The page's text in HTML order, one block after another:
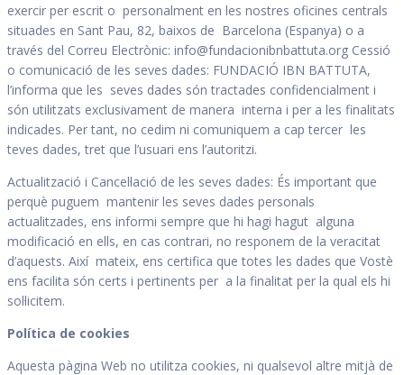
exercir per escrit o personalment en les nostres oficines centrals
situades en Sant Pau, 82, baixos de Barcelona (Espanya) o a
través del Correu Electrònic: info@fundacionibnbattuta.org Cessió
o comunicació de les seves dades: FUNDACIÓ IBN BATTUTA,
l’informa que les seves dades són tractades confidencialment i
són utilitzats exclusivament de manera interna i per a les finalitats
indicades. Per tant, no cedim ni comuniquem a cap tercer les
teves dades, tret que l’usuari ens l’autoritzi.
Actualització i Cancel·lació de les seves dades: És important que
perquè puguem mantenir les seves dades personals
actualitzades, ens informi sempre que hi hagi hagut alguna
modificació en ells, en cas contrari, no responem de la veracitat
d’aquests. Així mateix, ens certifica que totes les dades que Vostè
ens facilita són certs i pertinents per a la finalitat per la qual els hi
sol·licitem.
Política de cookies
Aquesta pàgina Web no utilitza cookies, ni qualsevol altre mitjà de